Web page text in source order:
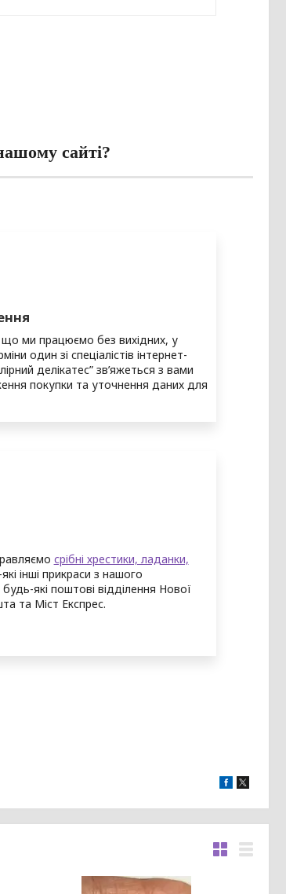
сайті?
ми працюємо без вихідних, у
один зі спеціалістів інтернет-
делікатес” зв’яжеться з вами
покупки та уточнення даних для
срібні хрестики, ладанки,
інші прикраси з нашого
які поштові відділення Нової
та Міст Експрес.